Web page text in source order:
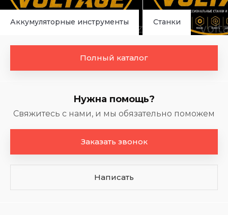
Аккумуляторные инструменты Станки
Полный каталог
Нужна помощь?
Свяжитесь с нами, и мы обязательно поможем
Заказать звонок
Написать